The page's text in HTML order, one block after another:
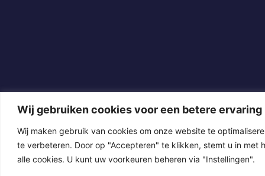
Wij gebruiken cookies voor een betere ervaring
Wij maken gebruik van cookies om onze website te
te verbeteren. Door op "Accepteren" te klikken, stemt u in met
alle cookies. U kunt uw voorkeuren beheren via "Instellingen".